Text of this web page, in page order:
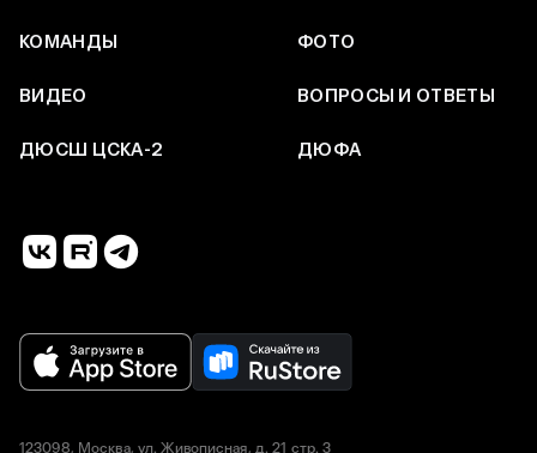
КОМАНДЫ ФОТО
ВИДЕО ВОПРОСЫ И ОТВЕТЫ
ДЮСШ ЦСКА-2 ДЮФА
123098, Москва, ул. Живописная, д. 21 стр. 3